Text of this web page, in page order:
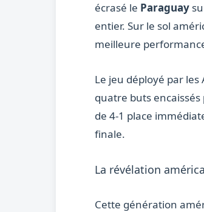
écrasé le Paraguay
entier. Sur le sol
meilleure
Le jeu déployé par
quatre buts
de 4-1 place
finale.
La révélation
Cette génération